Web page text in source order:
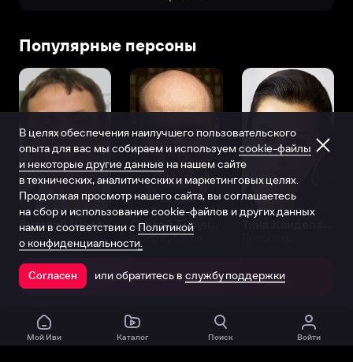
Популярные персоны
Виталий Шляппо
Продюсер Актёр дубляжа
Открыть в приложении
Мой Иви Каталог Поиск Войти
В целях обеспечения наилучшего пользовательского
опыта для вас мы собираем и используем cookie-файлы
и некоторые другие данные на нашем сайте
в технических, аналитических и маркетинговых целях.
Продолжая просмотр нашего сайта, вы соглашаетесь
на сбор и использование cookie-файлов и других данных
нами в соответствии с Политикой
о конфиденциальности.
Согласен или обратитесь в службу поддержки